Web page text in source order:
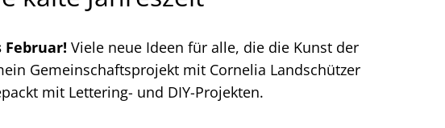
Viele neue Ideen für alle, die die Kunst der
Gemeinschaftsprojekt mit Cornelia Landschützer
mit Lettering- und DIY-Projekten.